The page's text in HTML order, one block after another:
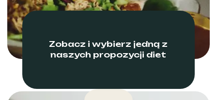
Zobacz i wybierz jedną z
naszych propozycji diet